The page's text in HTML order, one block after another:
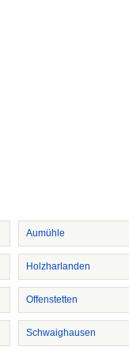
Aumühle
Holzharlanden
Offenstetten
Schwaighausen